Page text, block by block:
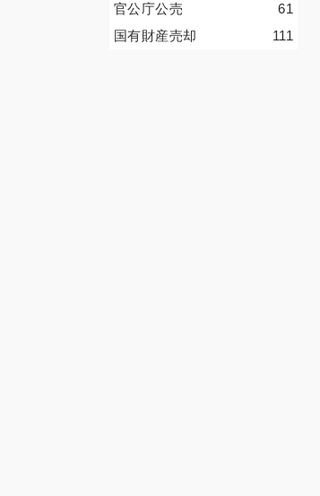
61
官公庁公売
111
国有財産売却